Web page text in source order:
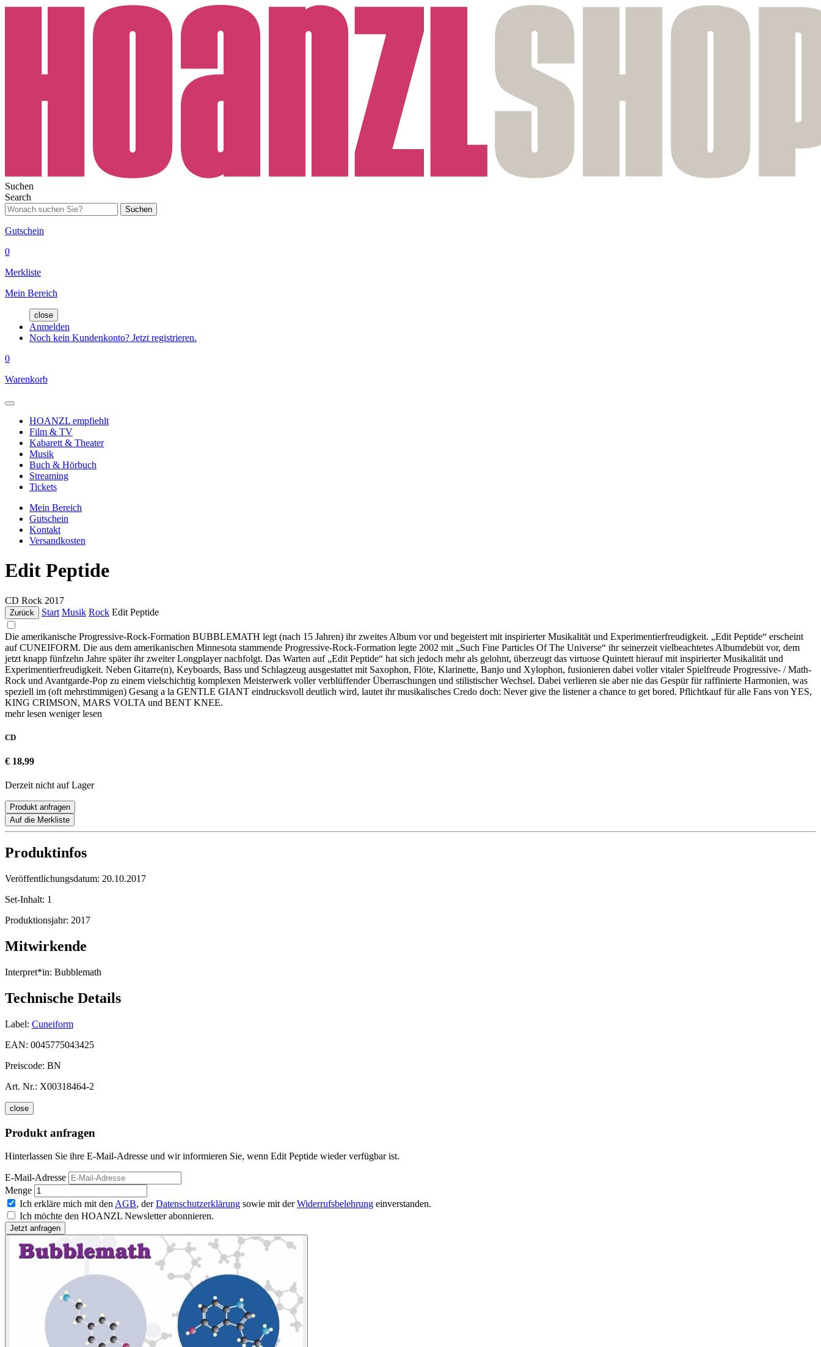
Suchen
Search
Suchen
Gutschein
0
Merkliste
Mein Bereich
close
Anmelden
Noch kein Kundenkonto? Jetzt registrieren.
0
Warenkorb
HOANZL empfiehlt
Film & TV
Kabarett & Theater
Musik
Buch & Hörbuch
Streaming
Tickets
Mein Bereich
Gutschein
Kontakt
Versandkosten
Edit Peptide
CD Rock 2017
Zurück Start Musik Rock Edit Peptide
Die amerikanische Progressive-Rock-Formation BUBBLEMATH legt (nach 15 Jahren) ihr zweites Album vor und begeistert mit inspirierter Musikalität und Experimentierfreudigkeit. „Edit Peptide“ erscheint
auf CUNEIFORM. Die aus dem amerikanischen Minnesota stammende Progressive-Rock-Formation legte 2002 mit „Such Fine Particles Of The Universe“ ihr seinerzeit vielbeachtetes Albumdebüt vor, dem
jetzt knapp fünfzehn Jahre später ihr zweiter Longplayer nachfolgt. Das Warten auf „Edit Peptide“ hat sich jedoch mehr als gelohnt, überzeugt das virtuose Quintett hierauf mit inspirierter Musikalität und
Experimentierfreudigkeit. Neben Gitarre(n), Keyboards, Bass und Schlagzeug ausgestattet mit Saxophon, Flöte, Klarinette, Banjo und Xylophon, fusionieren dabei voller vitaler Spielfreude Progressive- / Math-
Rock und Avantgarde-Pop zu einem vielschichtig komplexen Meisterwerk voller verblüffender Überraschungen und stilistischer Wechsel. Dabei verlieren sie aber nie das Gespür für raffinierte Harmonien, was
speziell im (oft mehrstimmigen) Gesang a la GENTLE GIANT eindrucksvoll deutlich wird, lautet ihr musikalisches Credo doch: Never give the listener a chance to get bored. Pflichtkauf für alle Fans von YES,
KING CRIMSON, MARS VOLTA und BENT KNEE.
mehr lesen weniger lesen
CD
€ 18,99
Derzeit nicht auf Lager
Produkt anfragen
Auf die Merkliste
Produktinfos
Veröffentlichungsdatum: 20.10.2017
Set-Inhalt: 1
Produktionsjahr: 2017
Mitwirkende
Interpret*in: Bubblemath
Technische Details
Label: Cuneiform
EAN: 0045775043425
Preiscode: BN
Art. Nr.: X00318464-2
close
Produkt anfragen
Hinterlassen Sie ihre E-Mail-Adresse und wir informieren Sie, wenn Edit Peptide wieder verfügbar ist.
E-Mail-Adresse
Menge
Ich erkläre mich mit den AGB, derDatenschutzerklärung sowie mit derWiderrufsbelehrung einverstanden.
Ich möchte den HOANZL Newsletter abonnieren.